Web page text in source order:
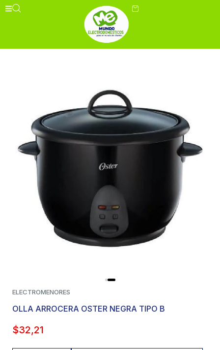
ELECTROMENORES
OLLA ARROCERA OSTER NEGRA TIPO B
$32,21